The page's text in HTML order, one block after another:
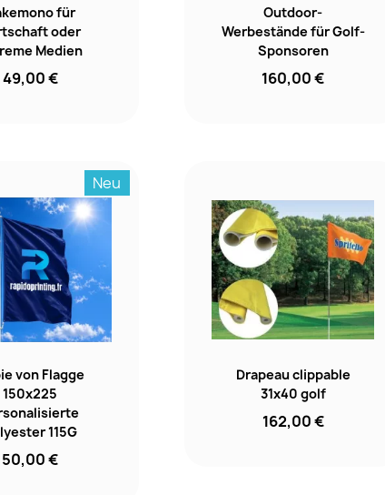
für
oder
Medien
49,00 €
Outdoor-
Werbestände für Golf-
Sponsoren
160,00 €
Neu
von Flagge
150x225
115G
50,00 €
Drapeau clippable
31x40 golf
162,00 €